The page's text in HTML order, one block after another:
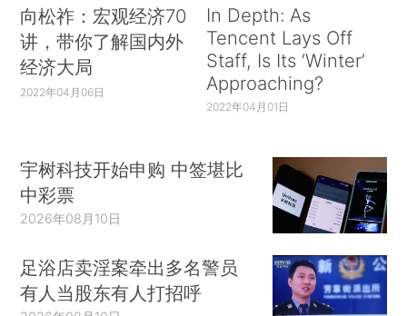
向松祚：宏观经济70
讲，带你了解国内外
经济大局
2022年04月06日
In Depth: As
Tencent Lays Off
Staff, Is Its ‘Winter’
Approaching?
2022年04月01日
宇树科技开始申购 中签堪比
中彩票
2026年08月10日
足浴店卖淫案牵出多名警员
有人当股东有人打招呼